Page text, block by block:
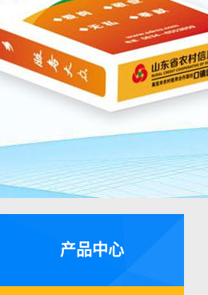
产品中心